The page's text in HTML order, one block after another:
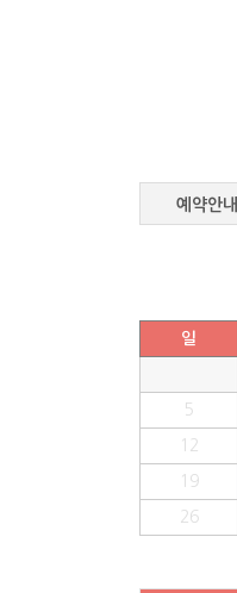
예약안내
일
5
12
19
26